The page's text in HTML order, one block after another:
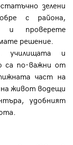
зелени
с района,
и проверете
решение.
училищата и
са по-важни от
част на
на живот водещи
удобният